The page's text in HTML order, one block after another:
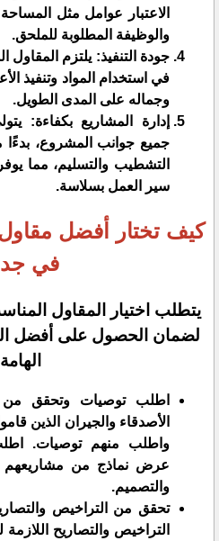
الاعتبار عوامل مثل
والوظيفة المطلوبة للملحق.
جودة التنفيذ: يلتزم
في استخدام المواد وتنفيذ
وجماله على المدى الطويل.
إدارة المشاريع بكفاءة:
جميع جوانب المشروع،
التشطيب والتسليم، مما
سير العمل بسلاسة.
كيف تختار أفضل
في
يتطلب اختيار المقاول
لضمان الحصول على أفضل
اطلب توصيات وتحقق من
الأصدقاء والجيران الذين
واطلب منهم توصيات.
عرض نماذج من مشاريعهم
والتصميم.
تحقق من التراخيص
التراخيص والتصاريح